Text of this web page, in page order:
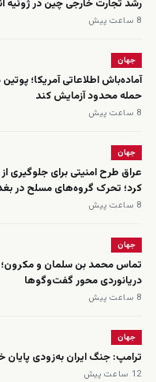
رشد تجارت خارجی چین در ژوئیه
8 ساعت پیش
جهان
آماده‌باش اطلاعاتی آمریکا؛
حمله محدود آزمایش کند
8 ساعت پیش
جهان
عراق طرح امنیتی برای جلوگیری
کرد؛ تحرک گروه‌های مسلح در
8 ساعت پیش
جهان
تماس محمد بن سلمان و مکرون؛
دریانوردی محور گفت‌وگوها
8 ساعت پیش
جهان
ترامپ: جنگ ایران به‌زودی پایان
12 ساعت پیش